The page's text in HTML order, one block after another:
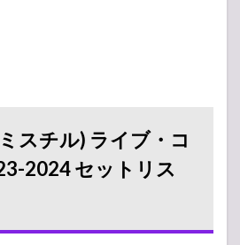
スチル) ライブ・コ
2024 セットリス